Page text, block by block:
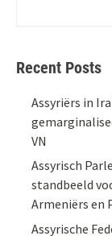
Recent Posts
Assyriërs in
VN
Assyrisch
standbeeld
Armeniërs en
Assyrische